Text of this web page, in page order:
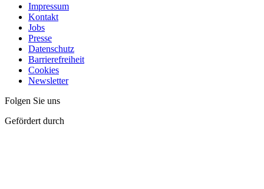
Impressum
Kontakt
Jobs
Presse
Datenschutz
Barrierefreiheit
Cookies
Newsletter
Folgen Sie uns
Gefördert durch